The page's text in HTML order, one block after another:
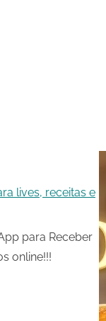
lives, receitas e
para Receber
online!!!